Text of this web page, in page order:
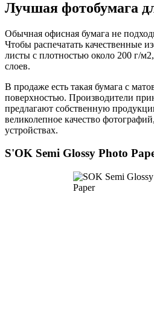
Лучшая фотобумага
Обычная офисная бумага не
Чтобы распечатать качественные
листы с плотностью около 200 г/
слоев.
В продаже есть такая бумага с
поверхностью. Производители
предлагают собственную
великолепное качество
устройствах.
S'OK Semi Glossy Photo